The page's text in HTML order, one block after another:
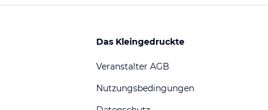
Das Kleingedruckte
Veranstalter AGB
Nutzungsbedingungen